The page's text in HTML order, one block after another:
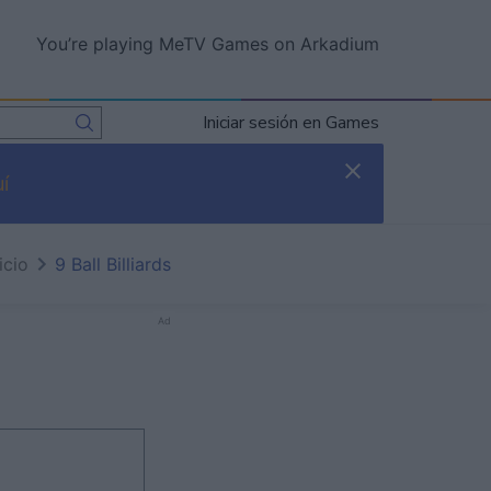
You’re playing MeTV Games on Arkadium
Iniciar sesión en Games
9 Ball Billiards
Ad